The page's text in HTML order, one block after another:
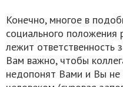
Конечно, многое в
социального положения
лежит ответственность
Вам важно, чтобы
недопонят Вами и Вы не